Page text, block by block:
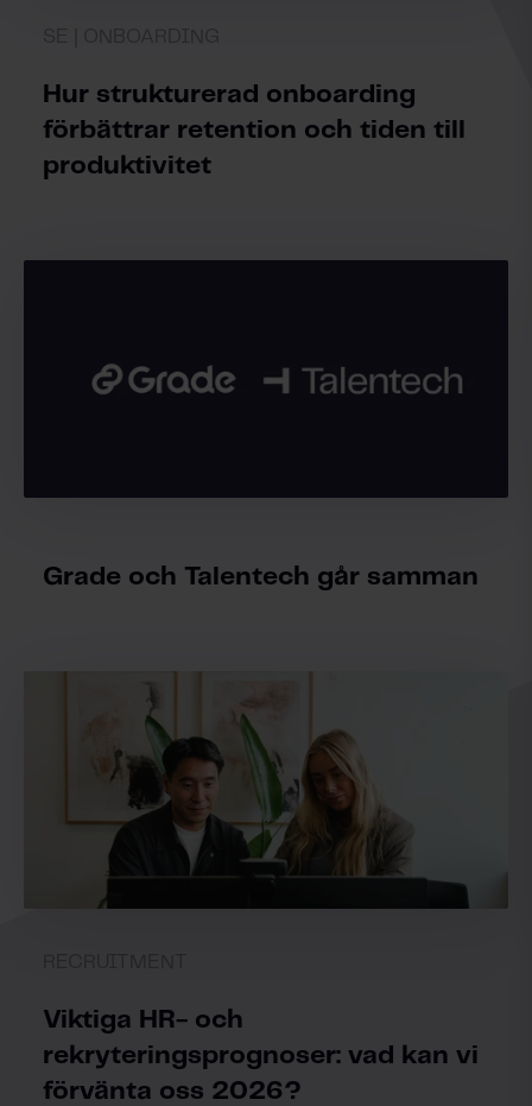
Hur strukturerad onboarding
förbättrar retention och tiden till
produktivitet
Grade och Talentech går samman
Viktiga HR- och
rekryteringsprognoser: vad kan vi
förvänta oss 2026?